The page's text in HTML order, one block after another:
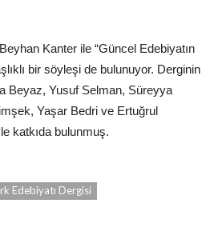
Kanter ile “Güncel Edebiyatın
bir söyleşi de bulunuyor. Derginin
Beyaz, Yusuf Selman, Süreyya
Yaşar Bedri ve Ertuğrul
katkıda bulunmuş.
Edebiyatı Dergisi